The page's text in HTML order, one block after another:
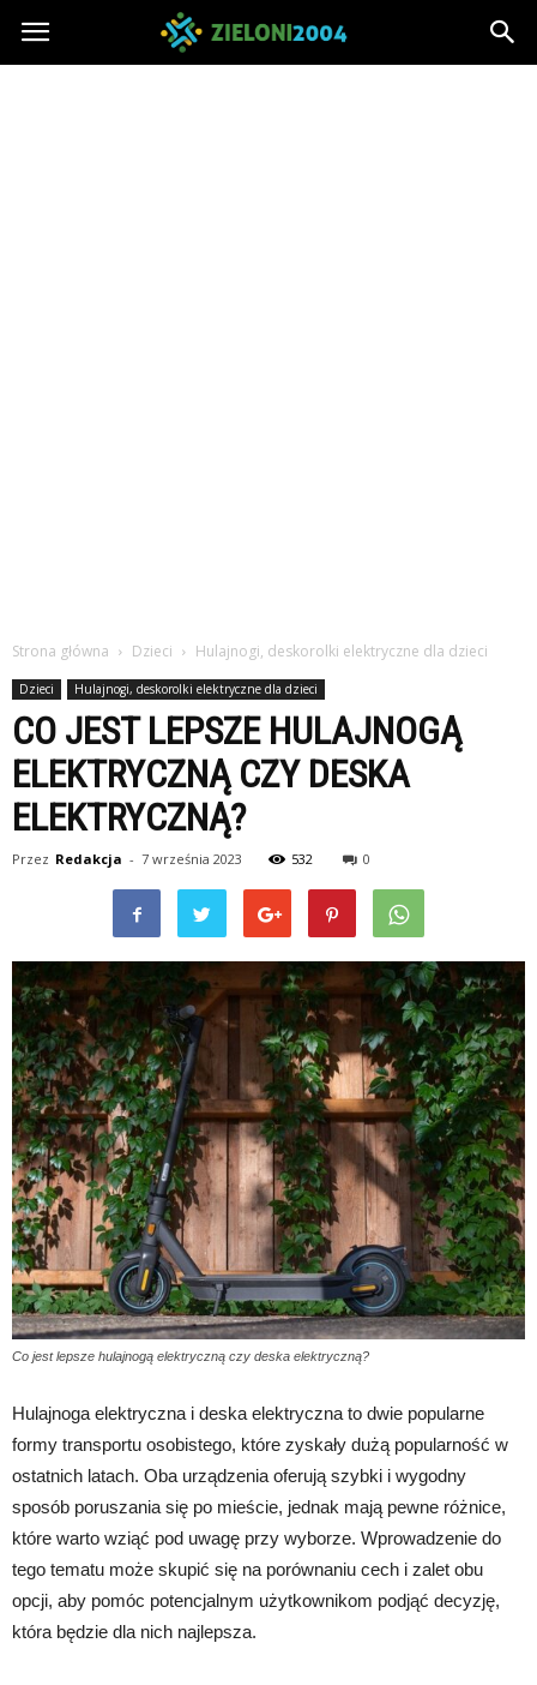
Zieloni2004.pl
Strona główna Dzieci Hulajnogi, deskorolki elektryczne dla dzieci
Dzieci Hulajnogi, deskorolki elektryczne dla dzieci
CO JEST LEPSZE HULAJNOGĄ
ELEKTRYCZNĄ CZY DESKA
ELEKTRYCZNĄ?
Przez Redakcja - 7 września 2023 532 0
Co jest lepsze hulajnogą elektryczną czy deska elektryczną?
Hulajnoga elektryczna i deska elektryczna to dwie popularne
formy transportu osobistego, które zyskały dużą popularność w
ostatnich latach. Oba urządzenia oferują szybki i wygodny
sposób poruszania się po mieście, jednak mają pewne różnice,
które warto wziąć pod uwagę przy wyborze. Wprowadzenie do
tego tematu może skupić się na porównaniu cech i zalet obu
opcji, aby pomóc potencjalnym użytkownikom podjąć decyzję,
która będzie dla nich najlepsza.